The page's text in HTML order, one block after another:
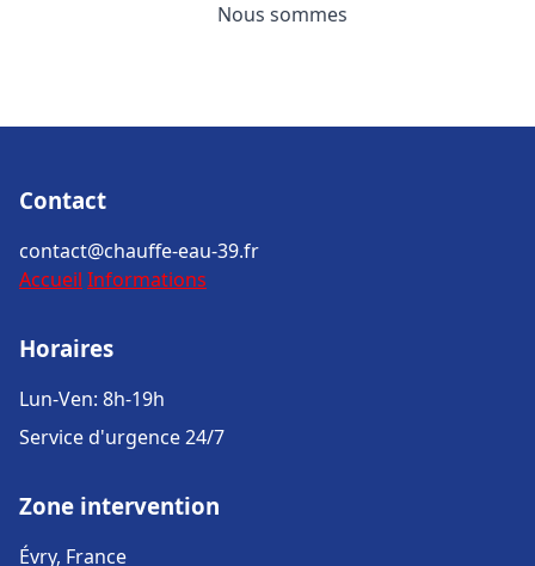
Nous sommes
Contact
contact@chauffe-eau-39.fr
Accueil Informations
Horaires
Lun-Ven: 8h-19h
Service d'urgence 24/7
Zone intervention
Évry, France